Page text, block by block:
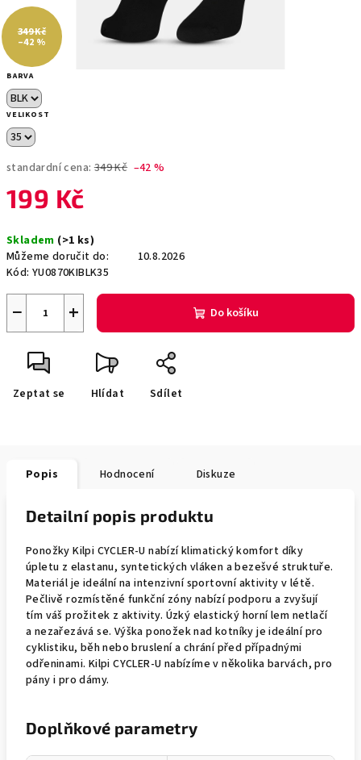
BARVA
VELIKOST
standardní cena: 349 Kč –42 %
199 Kč
cena:
Skladem (>1 ks)
Můžeme doručit do:
10.8.2026
Kód: YU0870KIBLK35
+
− Do košíku
Zeptat se Hlídat Sdílet
349 Kč
–42 %
Popis Hodnocení Diskuze
Detailní popis produktu
Ponožky Kilpi CYCLER-U nabízí klimatický komfort díky
úpletu z elastanu, syntetických vláken a bezešvé struktuře.
Materiál je ideální na intenzivní sportovní aktivity v létě.
Pečlivě rozmístěné funkční zóny nabízí podporu a zvyšují
tím váš prožitek z aktivity. Úzký elastický horní lem netlačí
a nezařezává se. Výška ponožek nad kotníky je ideální pro
cyklistiku, běh nebo bruslení a chrání před případnými
odřeninami. Kilpi CYCLER-U nabízíme v několika barvách, pro
pány i pro dámy.
Doplňkové parametry